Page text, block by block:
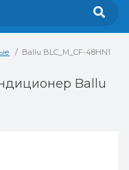
Ballu BLC_M_CF-48HN1
Ballu